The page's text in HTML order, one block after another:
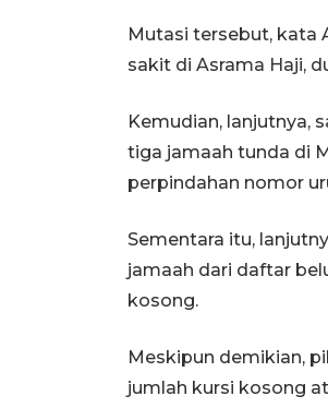
Mutasi tersebut, kata
sakit di Asrama Haji,
Kemudian, lanjutnya,
tiga jamaah tunda di
perpindahan nomor
Sementara itu,
jamaah dari daftar
kosong.
Meskipun demikian,
jumlah kursi kosong